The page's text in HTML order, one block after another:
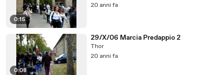
0:15
20 anni fa
0:08
29/X/06 Marcia Predappio 2
Thor
20 anni fa